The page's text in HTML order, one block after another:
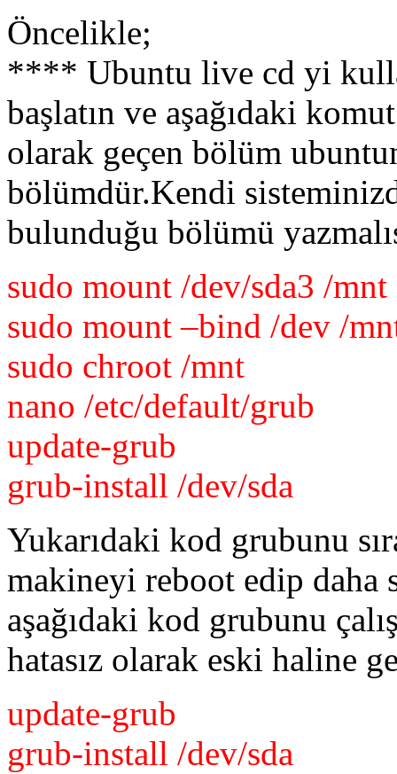
Öncelikle;
**** Ubuntu live cd yi
başlatın ve aşağıdaki
olarak geçen bölüm
bölümdür.Kendi
bulunduğu bölümü
sudo mount /dev/sda3 /
sudo mount –bind /dev /
sudo chroot /mnt
nano /etc/default/grub
update-grub
grub-install /dev/sda
Yukarıdaki kod grubunu
makineyi reboot edip daha
aşağıdaki kod grubunu
hatasız olarak eski haline
update-grub
grub-install /dev/sda